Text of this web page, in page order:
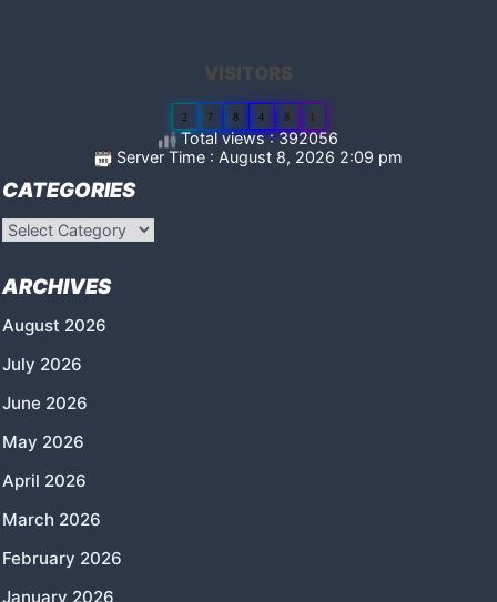
VISITORS
2 7 8 4 8 1
Total views : 392056
Server Time : August 8, 2026 2:09 pm
CATEGORIES
Categories
ARCHIVES
August 2026
July 2026
June 2026
May 2026
April 2026
March 2026
February 2026
January 2026